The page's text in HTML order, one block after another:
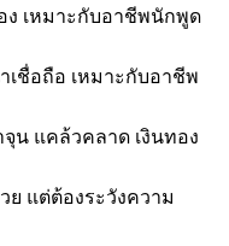
ง เหมาะกับอาชีพนักพูด
เชื่อถือ เหมาะกับอาชีพ
จุน แคล้วคลาด เงินทอง
ย แต่ต้องระวังความ